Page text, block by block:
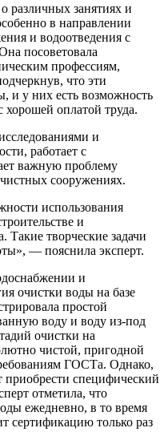
различных занятиях и
в направлении
и водоотведения с
посоветовала
профессиям,
что эти
и у них есть возможность
хорошей оплатой труда.
и
работает с
важную проблему
сооружениях.
использования
и
творческие задачи
— пояснила эксперт.
и
очистки воды на базе
простой
воду и воду из-под
очистки на
чистой, пригодной
ГОСТа. Однако,
приобрести специфический
отметила, что
ежедневно, в то время
сертификацию только раз